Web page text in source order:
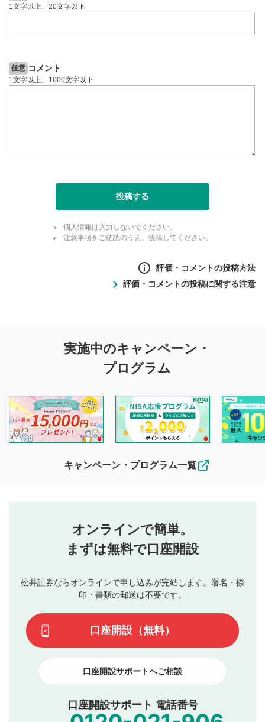
1文字以上、20文字以下
任意 コメント
1文字以上、1000文字以下
投稿する
個人情報は入力しないでください。
注意事項をご確認のうえ、投稿してください。
評価・コメントの投稿方法
投稿するボタン
星で評価をすると投稿できます。（お名前とコメント
3
動画の評価
です）
評価・コメントの投稿に関する注意
投稿に関する注意
を目的として、各動画コンテンツに、評価およびコメントの
投稿ができます。利用者は以下の注意事項をご理解のうえ、
閲覧および投稿を行うものとしてください。
他の利用者が動画を視聴される際の参考になるコメントをお
待ちしております。
なお、投稿をもって、本注意事項に同意されたものとみなし
行ってください。
当社は、利用者同士、もしくは利用者と第三者間のトラ
ブルによって生じた損害に対して一切の責任を負いませ
評価およびコメントは当社にて審査のうえ、掲載となり
ます。掲載されるまでに日数がかかる場合や掲載されない
てはお答えできません。各動画コンテンツへの掲載をもっ
て結果のご連絡といたします。ご了承ください。
下記の項目に該当すると判断された投稿内容は、掲載を
見合わせる場合がございます。
本動画コンテンツとは無関係の内容の投稿
他者への誹謗中傷や差別的表現投稿
公序良俗に反する内容の投稿
氏名、住所、電話番号など個人を特定できる情報の
実施中のキャンペーン・
プログラム
キャンペーン・プログラム一覧
オンラインで簡単。
まずは無料で口座開設
松井証券ならオンラインで申し込みが完結します。署名・捺
印・書類の郵送は不要です。
口座開設（無料）
口座開設サポートへご相談
口座開設サポート 電話番号